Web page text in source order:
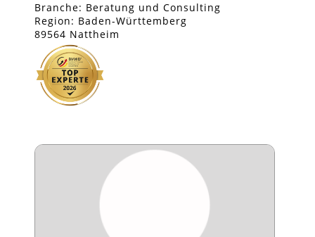
Branche: Beratung und Consulting
Region: Baden-Württemberg
89564 Nattheim